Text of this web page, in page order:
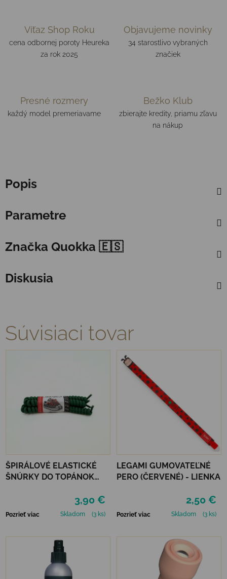
Víťaz Shop Roku
cena odbornej poroty Heureka
za rok 2025
Objavujeme novinky
34 starostlivo vybraných
značiek
Presné rozmery
každý model premeriavame
Bežko Klub
zbierajte kredity, priamu zľavu
na nákup
Popis
Parametre
Značka Quokka 🇪🇸
Diskusia
Súvisiaci tovar
ŠPIRÁLOVÉ ELASTICKÉ
ŠNÚRKY DO TOPÁNOK
3,90 €
Pozrieť viac Skladom (3 ks)
LEGAMI GUMOVATEĽNÉ
PERO (ČERVENÉ) - LIENKA
2,50 €
Pozrieť viac Skladom (3 ks)